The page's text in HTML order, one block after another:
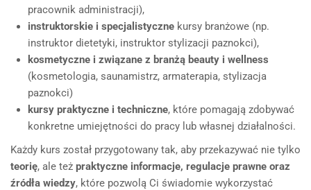
pracownik administracji),
instruktorskie i specjalistyczne kursy branżowe (np.
instruktor dietetyki, instruktor stylizacji paznokci),
kosmetyczne i związane z branżą beauty i wellness
(kosmetologia, saunamistrz, armaterapia, stylizacja
paznokci)
kursy praktyczne i techniczne, które pomagają zdobywać
konkretne umiejętności do pracy lub własnej działalności.
Każdy kurs został przygotowany tak, aby przekazywać nie tylko
teorię, ale też praktyczne informacje, regulacje prawne oraz
źródła wiedzy, które pozwolą Ci świadomie wykorzystać